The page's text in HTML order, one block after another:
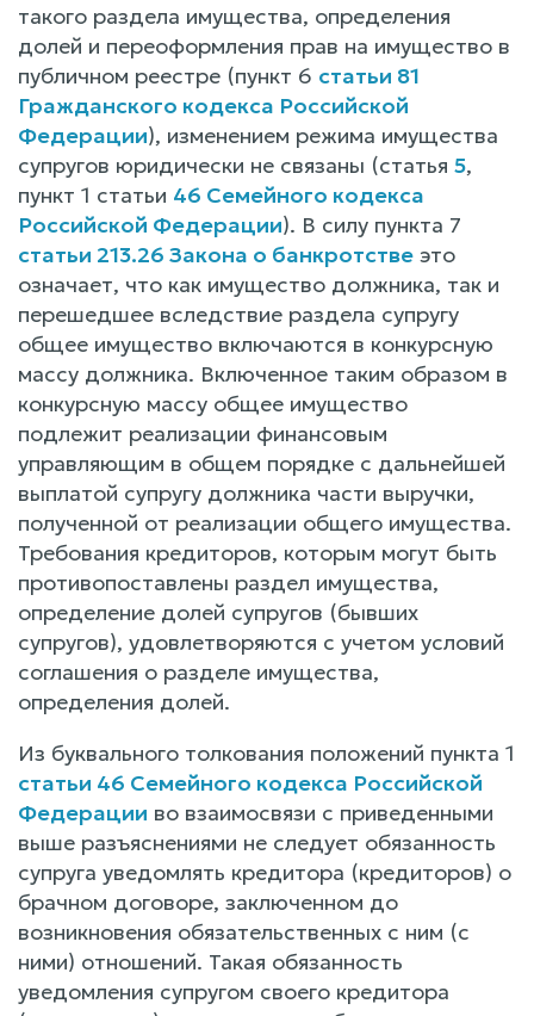
такого раздела имущества, определения
долей и переоформления прав на имущество в
публичном реестре (пункт 6 статьи 81
Гражданского кодекса Российской
Федерации), изменением режима имущества
супругов юридически не связаны (статья 5,
пункт 1 статьи 46 Семейного кодекса
Российской Федерации). В силу пункта 7
статьи 213.26 Закона о банкротстве это
означает, что как имущество должника, так и
перешедшее вследствие раздела супругу
общее имущество включаются в конкурсную
массу должника. Включенное таким образом в
конкурсную массу общее имущество
подлежит реализации финансовым
управляющим в общем порядке с дальнейшей
выплатой супругу должника части выручки,
полученной от реализации общего имущества.
Требования кредиторов, которым могут быть
противопоставлены раздел имущества,
определение долей супругов (бывших
супругов), удовлетворяются с учетом условий
соглашения о разделе имущества,
определения долей.
Из буквального толкования положений пункта 1
статьи 46 Семейного кодекса Российской
Федерации во взаимосвязи с приведенными
выше разъяснениями не следует обязанность
супруга уведомлять кредитора (кредиторов) о
брачном договоре, заключенном до
возникновения обязательственных с ним (с
ними) отношений. Такая обязанность
уведомления супругом своего кредитора